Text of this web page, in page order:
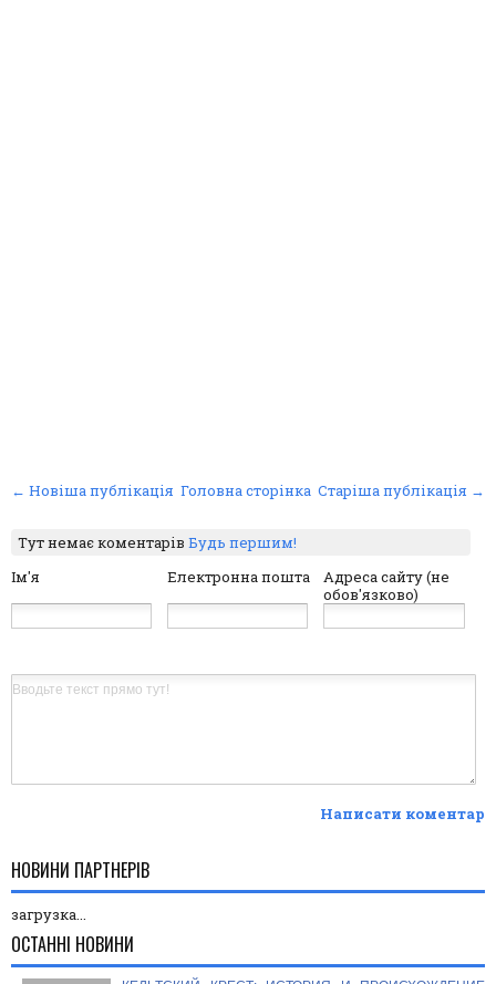
← Новіша публікація Старіша публікація →
Головна сторінка
Тут немає коментарівБудь першим!
Ім'я
Електронна пошта
Адреса сайту (не
обов'язково)
Написати коментар
НОВИНИ ПАРТНЕРІВ
загрузка...
ОСТАННІ НОВИНИ